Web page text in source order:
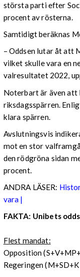
största parti efter
procent av rösterna.
Samtidigt beräknas
– Oddsen lutar åt att
vilket skulle vara en
valresultatet 2022,
Noterbart är även att
riksdagsspärren.
klara spärren.
Avslutningsvis
mot en stor
den rödgröna sidan
procent.
ANDRA LÄSER:
vara |
FAKTA: Unibets
Flest mandat:
Opposition
Regeringen